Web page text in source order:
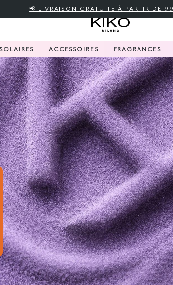
📢 LIVRAISON GRATUITE À PARTIR DE
SOLAIRES ACCESSOIRES FRAGRANCES
NEW
La douceur